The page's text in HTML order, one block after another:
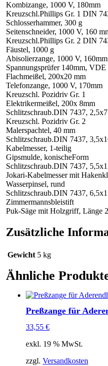
Kombizange, 1000 V, 180mm
Kreuzschl.Phillips Gr. 1 DIN
Schlosserhammer, 300 g
Seitenschneider, 1000 V, 160
Kreuzschl.Phillips Gr. 2 DIN
Fäustel, 1000 g
Abisolierzange, 1000 V, 160mm
Spannungsprüfer 140mm, VDE
Flachmeißel, 200x20 mm
Telefonzange, 1000 V, 170mm
Kreuzschl. Pozidriv Gr. 1
Elektrikermeißel, 200x 8mm
Schlitzschraub.DIN 7437,
Kreuzschl. Pozidriv Gr. 2
Malerspachtel, 40 mm
Schlitzschraub.DIN 7437,
Kabelmesser, 1-teilig
Gipsmulde, konischeForm
Schlitzschraub.DIN 7437,
Jokari-Kabelmesser mit
Wasserpinsel, rund
Schlitzschraub.DIN 7437,
Zimmermannsbleistift
Puk-Säge mit Holzgriff, Länge
Zusätzliche
Gewicht 5 kg
Ähnliche
Preßzange für
33,55 €
exkl. 19 % MwSt.
zzgl. Versandkosten